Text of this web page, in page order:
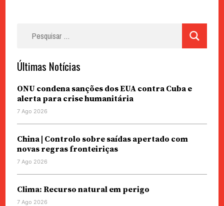
Últimas Notícias
ONU condena sanções dos EUA contra Cuba e
alerta para crise humanitária
7 Ago 2026
China | Controlo sobre saídas apertado com
novas regras fronteiriças
7 Ago 2026
Clima: Recurso natural em perigo
7 Ago 2026